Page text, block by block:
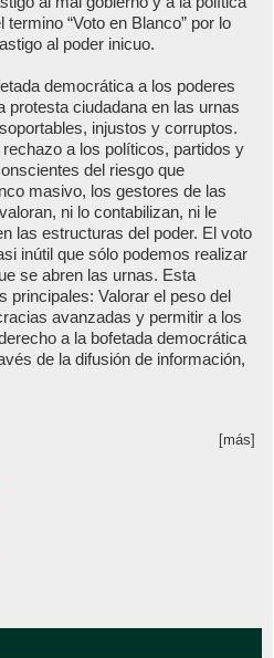
“Voto en Blanco” por lo
al poder inicuo.
democrática a los poderes
protesta ciudadana en las urnas
injustos y corruptos.
a los políticos, partidos y
del riesgo que
masivo, los gestores de las
ni lo contabilizan, ni le
las estructuras del poder. El voto
inútil que sólo podemos realizar
se abren las urnas. Esta
principales: Valorar el peso del
avanzadas y permitir a los
a la bofetada democrática
de la difusión de información,
[más]